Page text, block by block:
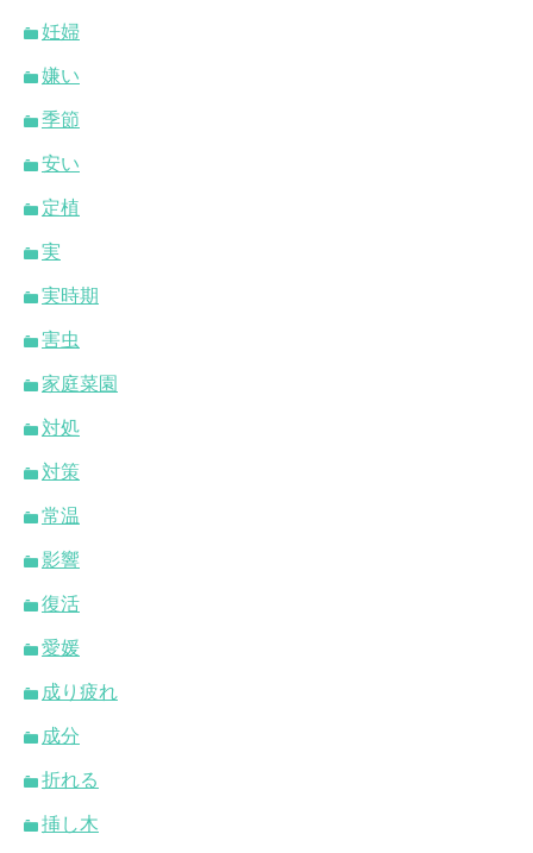
妊婦
嫌い
季節
安い
定植
実
実時期
害虫
家庭菜園
対処
対策
常温
影響
復活
愛媛
成り疲れ
成分
折れる
挿し木